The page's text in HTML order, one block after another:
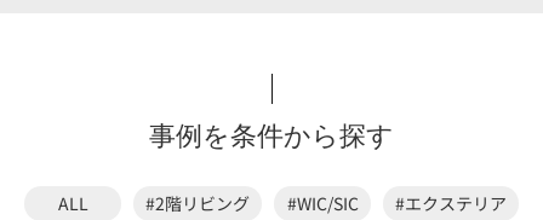
事例を条件から探す
ALL #2階リビング #WIC/SIC
#エクステリア